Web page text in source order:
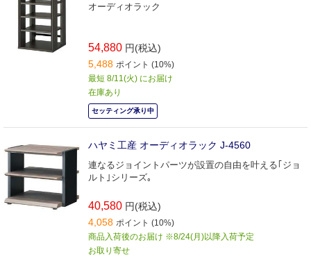
オーディオラック
54,880 円(税込)
5,488 ポイント (10%)
最短 8/11(火) にお届け
在庫あり
セッティング承り中
ハヤミ工産 オーディオラック J-4560
連なるジョイントパーツが設置の自由を叶える｢ジョ
ルト｣シリーズ｡
40,580 円(税込)
4,058 ポイント (10%)
商品入荷後のお届け ※8/24(月)以降入荷予定
お取り寄せ